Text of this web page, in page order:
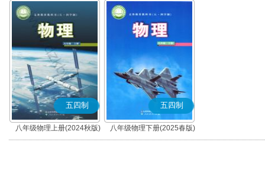
五四制
八年级物理上册(2024秋版)
五四制
八年级物理下册(2025春版)